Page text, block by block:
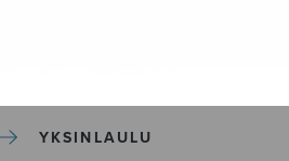
YKSINLAULU